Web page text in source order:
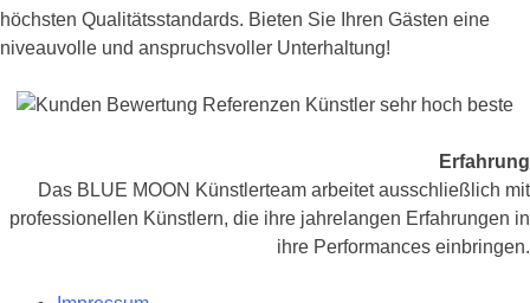
höchsten Qualitätsstandards. Bieten Sie Ihren Gästen eine
niveauvolle und anspruchsvoller Unterhaltung!
Erfahrung
Das BLUE MOON Künstlerteam arbeitet ausschließlich mit
professionellen Künstlern, die ihre jahrelangen Erfahrungen in
ihre Performances einbringen.